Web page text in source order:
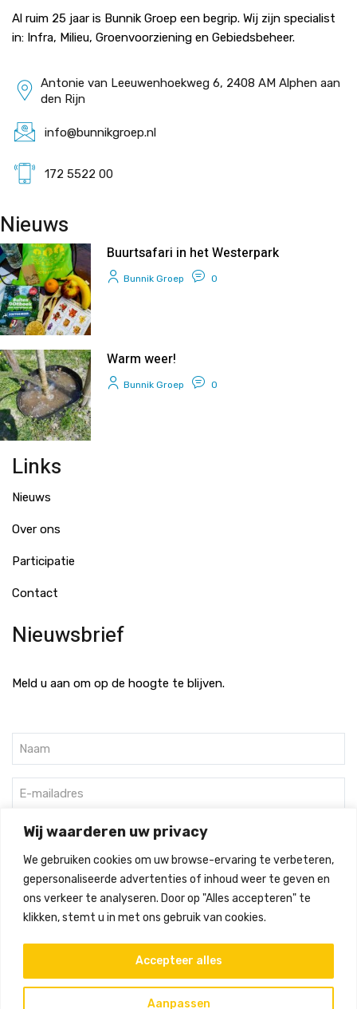
Wij waarderen uw privacy
We gebruiken cookies om uw browse-ervaring te verbeteren,
gepersonaliseerde advertenties of inhoud weer te geven en
ons verkeer te analyseren. Door op "Alles accepteren" te
klikken, stemt u in met ons gebruik van cookies.
Aanpassen
Accepteer alles
Al ruim 25 jaar is Bunnik Groep een begrip. Wij zijn specialist
in: Infra, Milieu, Groenvoorziening en Gebiedsbeheer.
Antonie van Leeuwenhoekweg 6, 2408 AM Alphen aan
den Rijn
info@bunnikgroep.nl
172 5522 00
Nieuws
Buurtsafari in het Westerpark
Bunnik Groep 0
Warm weer!
Bunnik Groep 0
Links
Nieuws
Over ons
Participatie
Contact
Nieuwsbrief
Meld u aan om op de hoogte te blijven.
©2024Bunnik Groep
Cookiebeleid